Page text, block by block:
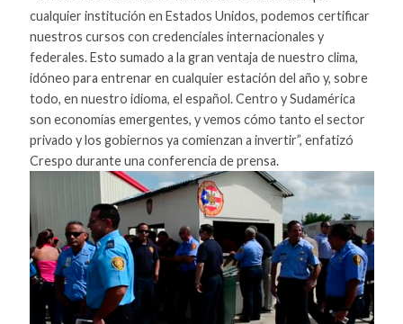
cualquier institución en Estados Unidos, podemos certificar
nuestros cursos con credenciales internacionales y
federales. Esto sumado a la gran ventaja de nuestro clima,
idóneo para entrenar en cualquier estación del año y, sobre
todo, en nuestro idioma, el español. Centro y Sudamérica
son economías emergentes, y vemos cómo tanto el sector
privado y los gobiernos ya comienzan a invertir”, enfatizó
Crespo durante una conferencia de prensa.